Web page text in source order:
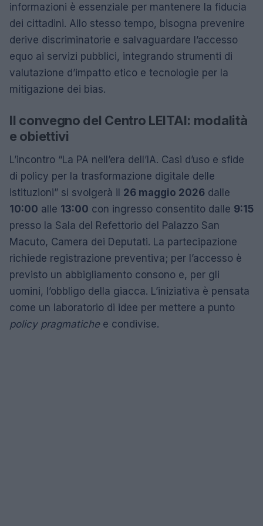
informazioni è essenziale per mantenere la fiducia
dei cittadini. Allo stesso tempo, bisogna prevenire
derive discriminatorie e salvaguardare l’accesso
equo ai servizi pubblici, integrando strumenti di
valutazione d’impatto etico e tecnologie per la
mitigazione dei bias.
Il convegno del Centro LEITAI: modalità
e obiettivi
L’incontro “La PA nell’era dell’IA. Casi d’uso e sfide
di policy per la trasformazione digitale delle
istituzioni” si svolgerà il 26 maggio 2026 dalle
10:00 alle 13:00 con ingresso consentito dalle 9:15
presso la Sala del Refettorio del Palazzo San
Macuto, Camera dei Deputati. La partecipazione
richiede registrazione preventiva; per l’accesso è
previsto un abbigliamento consono e, per gli
uomini, l’obbligo della giacca. L’iniziativa è pensata
come un laboratorio di idee per mettere a punto
policy pragmatichee condivise.